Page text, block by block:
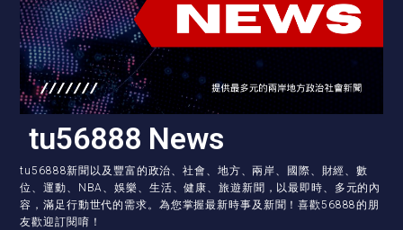
tu56888 News
tu56888新聞以及豐富的政治、社會、地方、兩岸、國際、財經、數
位、運動、NBA、娛樂、生活、健康、旅遊新聞，以最即時、多元的內
容，滿足行動世代的需求。為您掌握最新時事及新聞！喜歡56888的朋
友歡迎訂閱唷！